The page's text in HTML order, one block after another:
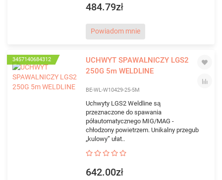
484.79zł
Powiadom mnie
3457140684312
UCHWYT SPAWALNICZY LGS2
250G 5m WELDLINE
BE-WL-W10429-25-5M
Uchwyty LGS2 Weldline są
przeznaczone do spawania
półautomatycznego MIG/MAG -
chłodzony powietrzem. Unikalny przegub
„kulowy” ułat..
642.00zł